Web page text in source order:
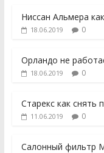
Ниссан Альмера
18.06.2019 0
Орландо не
18.06.2019 0
Старекс как снять
11.06.2019 0
Салонный фильтр